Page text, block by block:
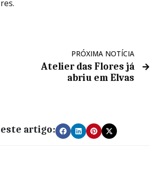
PRÓXIMA NOTÍCIA
Atelier das Flores já
abriu em Elvas
artigo: